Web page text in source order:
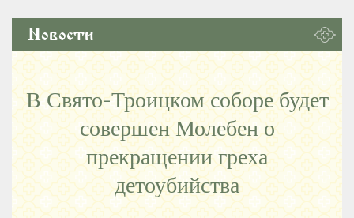
Новости
В Свято-Троицком соборе будет
совершен Молебен о
прекращении греха
детоубийства